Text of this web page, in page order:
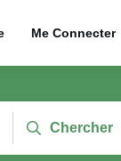
Me Connecter
Chercher